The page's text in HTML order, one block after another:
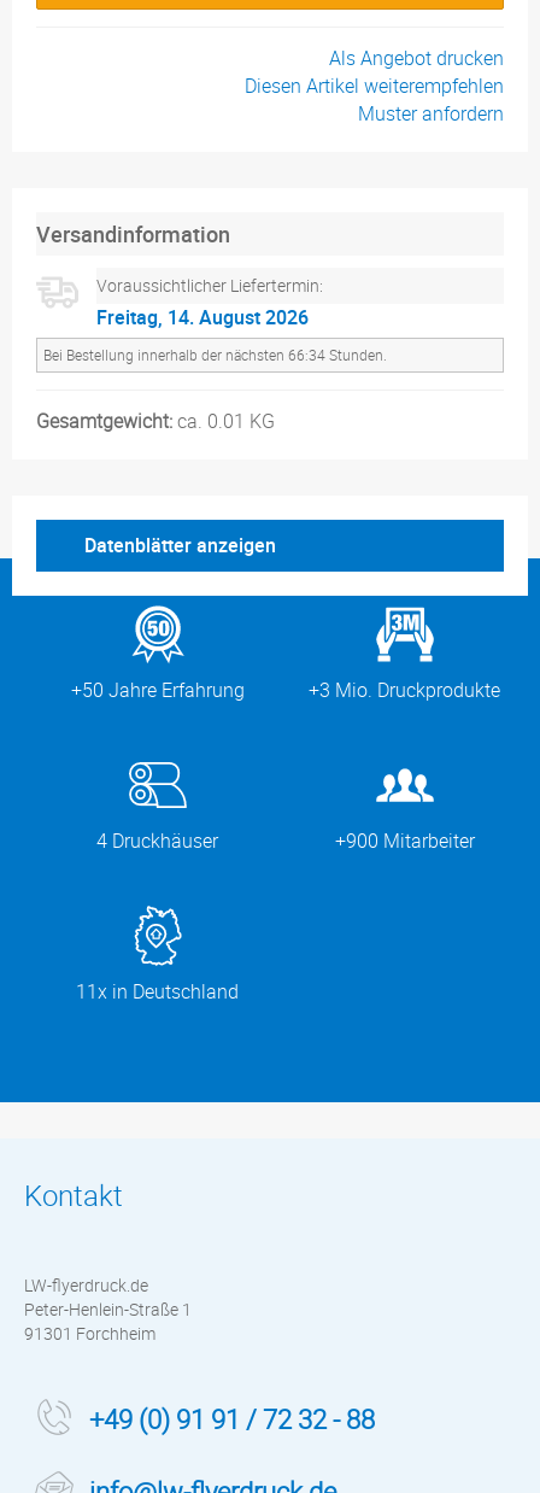
Als Angebot drucken
Diesen Artikel weiterempfehlen
Muster anfordern
Versandinformation
Voraussichtlicher Liefertermin:
Freitag, 14. August 2026
Bei Bestellung innerhalb der nächsten 66:34 Stunden.
Gesamtgewicht:ca. 0.01 KG
Datenblätter anzeigen
+50 Jahre Erfahrung +3 Mio. Druckprodukte
4 Druckhäuser +900 Mitarbeiter
11x in Deutschland
Kontakt
LW-flyerdruck.de
Peter-Henlein-Straße 1
91301 Forchheim
+49 (0) 91 91 / 72 32 - 88